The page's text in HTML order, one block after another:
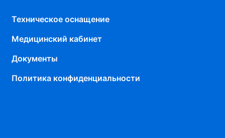
Техническое оснащение
Медицинский кабинет
Документы
Политика конфиденциальности